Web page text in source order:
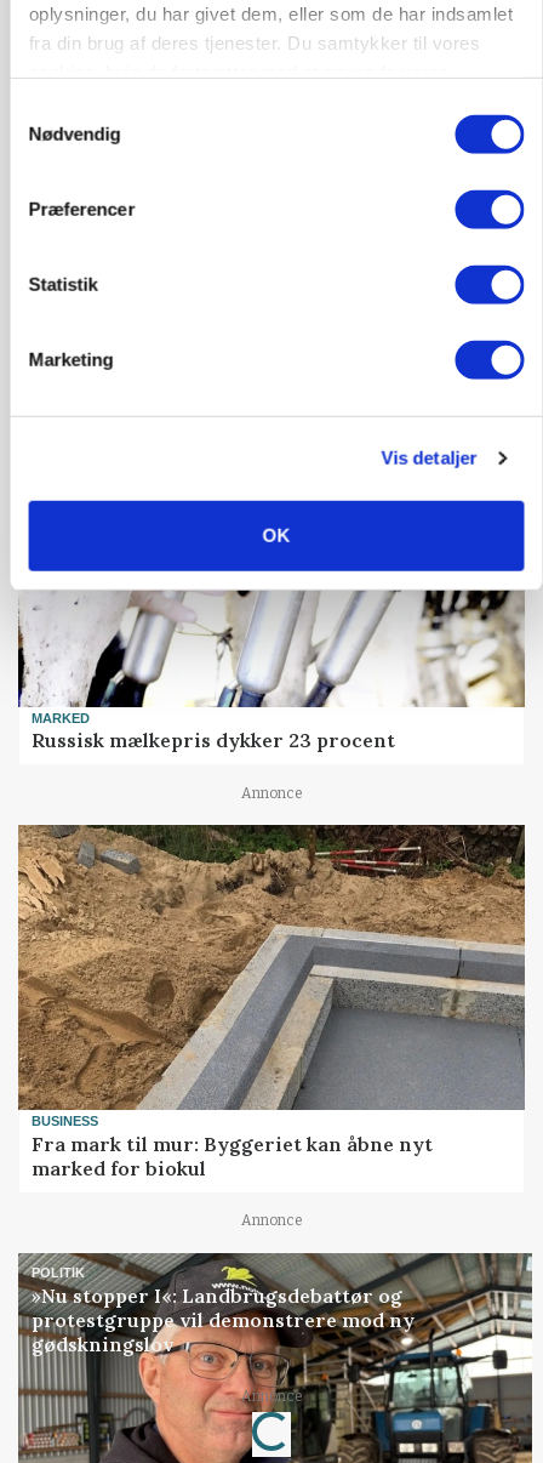
oplysninger, du har givet dem, eller som de har indsamlet
fra din brug af deres tjenester. Du samtykker til vores
Nødvendig
Præferencer
Statistik
Marketing
Vis detaljer
OK
BUSINESS
Ejer eller medejer? Nyt tv-format udfordrer
MARKED
Russisk mælkepris dykker 23 procent
Annonce
BUSINESS
Fra mark til mur: Byggeriet kan åbne nyt
marked for biokul
Annonce
POLITIK
»Nu stopper I«: Landbrugsdebattør og
protestgruppe vil demonstrere mod ny
gødskningslov
Annonce
Loading...